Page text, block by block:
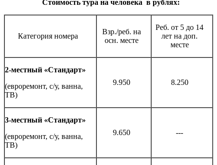
Стоимость тура на человека в рублях:
Категория номера
Взр./реб. на
осн. месте
Реб. от 5 до 14
лет на доп.
месте
2-местный «Стандарт»
(евроремонт, с/у, ванна,
ТВ)
9.950 8.250
3-местный «Стандарт»
(евроремонт, с/у, ванна,
ТВ)
9.650 ---